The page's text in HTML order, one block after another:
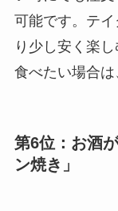
可能です。テ
り少し安く楽
食べたい場合は
第6位：お酒
ン焼き」